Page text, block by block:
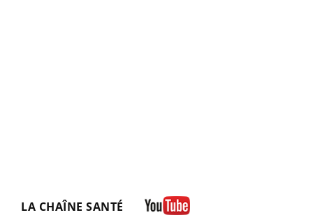
LA CHAÎNE SANTÉ